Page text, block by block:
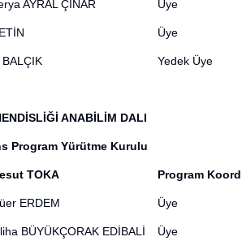
AYRAL ÇINAR Üye
Üye
Yedek Üye
ANABİLİM DALI
Program Yürütme Kurulu
TOKA Program
ERDEM Üye
BÜYÜKÇORAK EDİBALİ Üye